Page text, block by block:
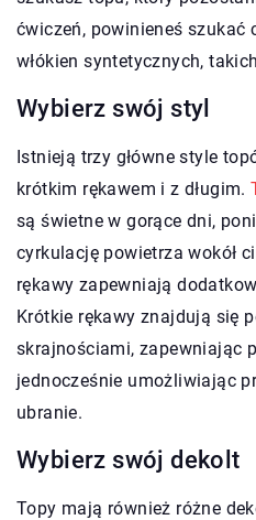
ćwiczeń, powinieneś szukać
włókien syntetycznych,
Wybierz swój styl
Istnieją trzy główne style
krótkim rękawem i z długim.
są świetne w gorące dni,
cyrkulację powietrza wokół
rękawy zapewniają
Krótkie rękawy znajdują się
skrajnościami, zapewniając
jednocześnie umożliwiając
ubranie.
Wybierz swój dekolt
Topy mają również różne